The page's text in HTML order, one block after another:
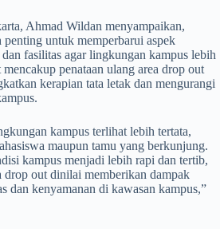
Ahmad Wildan menyampaikan,
untuk memperbarui aspek
fasilitas agar lingkungan kampus lebih
penataan ulang area drop out
kerapian tata letak dan mengurangi
kampus terlihat lebih tertata,
maupun tamu yang berkunjung.
kampus menjadi lebih rapi dan tertib,
drop out dinilai memberikan dampak
dan kenyamanan di kawasan kampus,”